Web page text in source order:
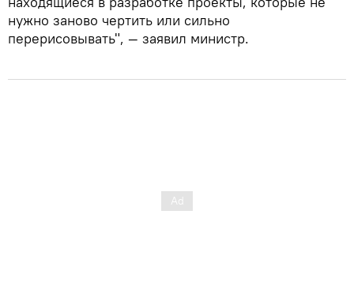
нужно заново чертить или сильно
перерисовывать", — заявил министр.